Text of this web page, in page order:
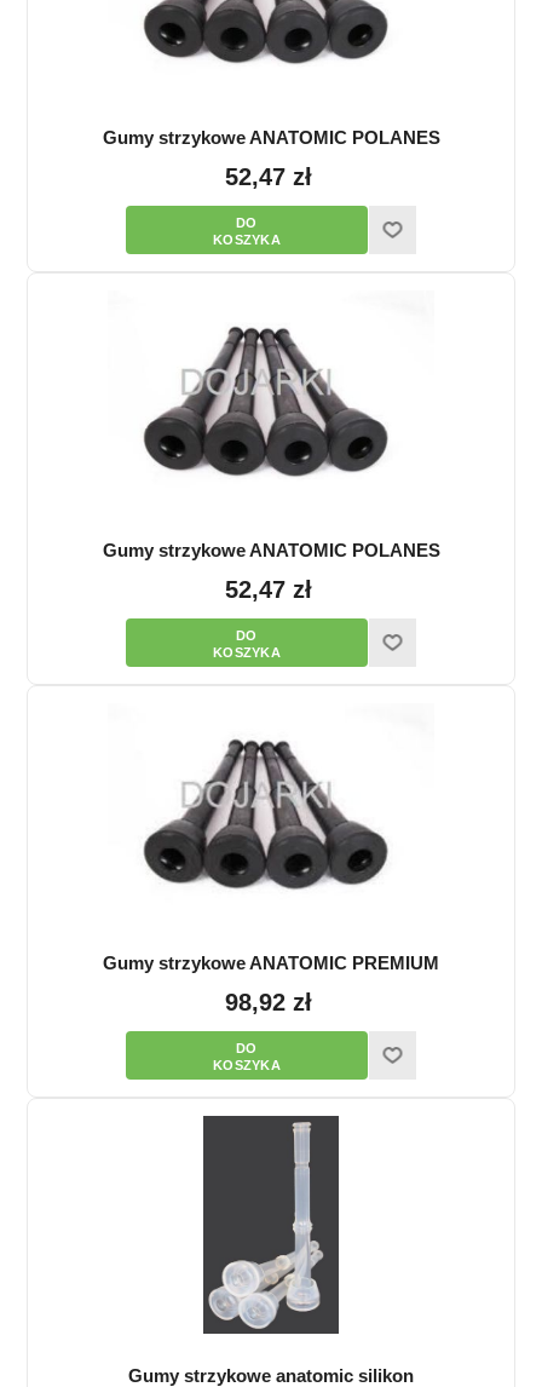
Gumy strzykowe ANATOMIC POLANES
52,47 zł
Gumy strzykowe ANATOMIC POLANES
52,47 zł
Gumy strzykowe ANATOMIC PREMIUM
98,92 zł
Gumy strzykowe anatomic silikon